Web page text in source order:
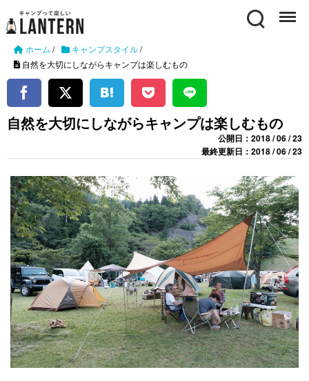
Search Menu
ホーム / キャンプスタイル/
自然を大切にしながらキャンプは楽しむもの
自然を大切にしながらキャンプは楽しむもの
公開日：2018 / 06 / 23
最終更新日：2018 / 06 / 23